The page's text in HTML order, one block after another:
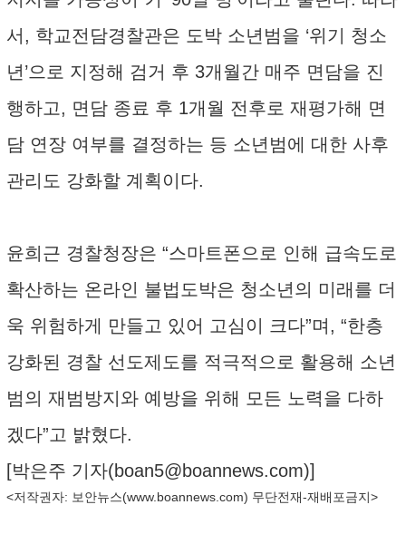
서, 학교전담경찰관은 도박 소년범을 ‘위기 청소
년’으로 지정해 검거 후 3개월간 매주 면담을 진
행하고, 면담 종료 후 1개월 전후로 재평가해 면
담 연장 여부를 결정하는 등 소년범에 대한 사후
관리도 강화할 계획이다.
윤희근 경찰청장은 “스마트폰으로 인해 급속도로
확산하는 온라인 불법도박은 청소년의 미래를 더
욱 위험하게 만들고 있어 고심이 크다”며, “한층
강화된 경찰 선도제도를 적극적으로 활용해 소년
범의 재범방지와 예방을 위해 모든 노력을 다하
겠다”고 밝혔다.
[박은주 기자(boan5@boannews.com)]
<저작권자: 보안뉴스(www.boannews.com) 무단전재-재배포금지>